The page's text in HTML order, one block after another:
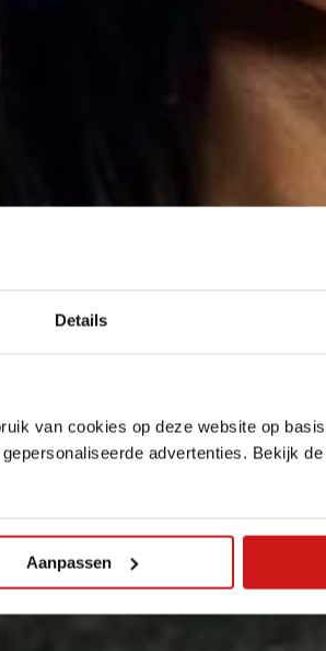
Details
van cookies op deze website op
advertenties. Bekijk
Aanpassen